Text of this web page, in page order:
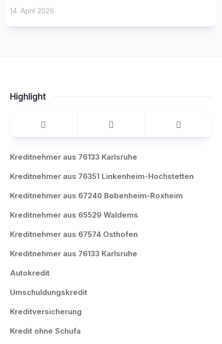
14. April 2026
Highlight
Kreditnehmer aus 76133 Karlsruhe
Kreditnehmer aus 76351 Linkenheim-Hochstetten
Kreditnehmer aus 67240 Bobenheim-Roxheim
Kreditnehmer aus 65529 Waldems
Kreditnehmer aus 67574 Osthofen
Kreditnehmer aus 76133 Karlsruhe
Autokredit
Umschuldungskredit
Kreditversicherung
Kredit ohne Schufa